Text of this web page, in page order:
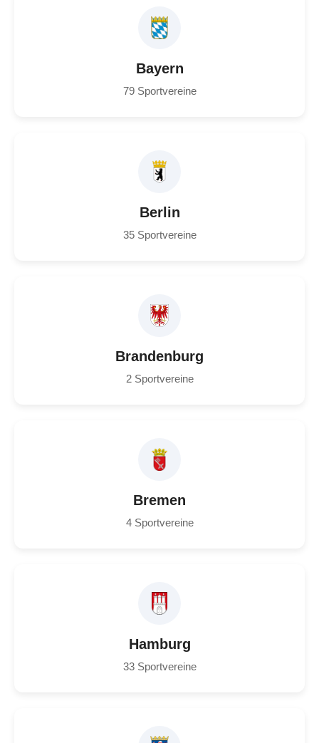
Bayern
79 Sportvereine
Berlin
35 Sportvereine
Brandenburg
2 Sportvereine
Bremen
4 Sportvereine
Hamburg
33 Sportvereine